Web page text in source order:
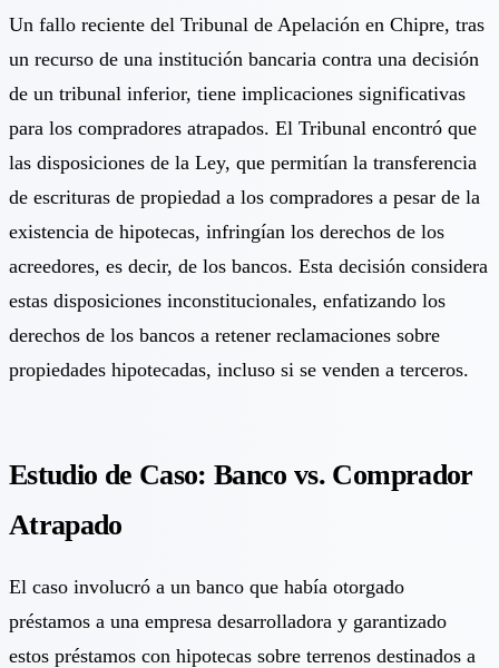
Un fallo reciente del Tribunal de Apelación en Chipre, tras
un recurso de una institución bancaria contra una decisión
de un tribunal inferior, tiene implicaciones significativas
para los compradores atrapados. El Tribunal encontró que
las disposiciones de la Ley, que permitían la transferencia
de escrituras de propiedad a los compradores a pesar de la
existencia de hipotecas, infringían los derechos de los
acreedores, es decir, de los bancos. Esta decisión considera
estas disposiciones inconstitucionales, enfatizando los
derechos de los bancos a retener reclamaciones sobre
propiedades hipotecadas, incluso si se venden a terceros.
Estudio de Caso: Banco vs. Comprador
Atrapado
El caso involucró a un banco que había otorgado
préstamos a una empresa desarrolladora y garantizado
estos préstamos con hipotecas sobre terrenos destinados a